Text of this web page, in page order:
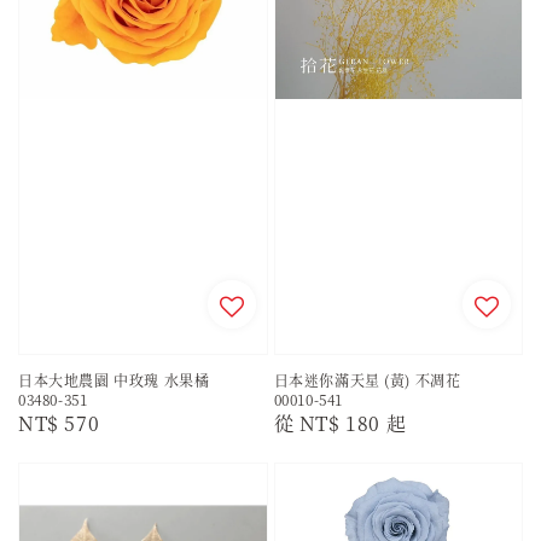
日本大地農園 中玫瑰 水果橘
03480-351
Regular
NT$ 570
日本迷你滿天星 (黃) 不凋花
00010-541
Regular
從 NT$ 180 起